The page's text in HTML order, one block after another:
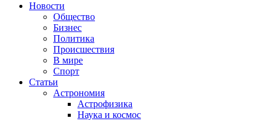
Новости
Общество
Бизнес
Политика
Происшествия
В мире
Спорт
Статьи
Астрономия
Астрофизика
Наука и космос